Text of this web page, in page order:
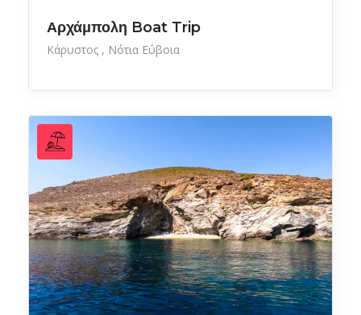
Αρχάμπολη Boat Trip
Κάρυστος Νότια Εύβοια